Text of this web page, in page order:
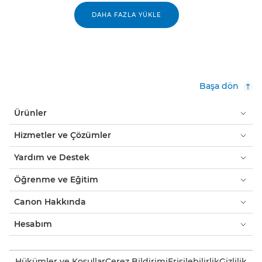
DAHA FAZLA YÜKLE
Başa dön
Ürünler
Hizmetler ve Çözümler
Yardım ve Destek
Öğrenme ve Eğitim
Canon Hakkında
Hesabım